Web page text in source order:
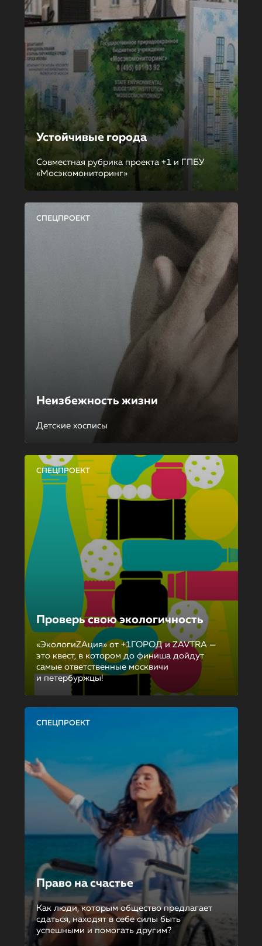
Устойчивые города
Совместная рубрика проекта +1 и ГПБУ
«Мосэкомониторинг»
СПЕЦПРОЕКТ
Неизбежность жизни
Детские хосписы
СПЕЦПРОЕКТ
Проверь свою экологичность
«ЭкологиZAция» от +1ГОРОД и ZAVTRA —
это квест, в котором до финиша дойдут
самые ответственные москвичи
и петербуржцы!
СПЕЦПРОЕКТ
Право на счастье
Как люди, которым общество предлагает
сдаться, находят в себе силы быть
успешными и помогать другим?